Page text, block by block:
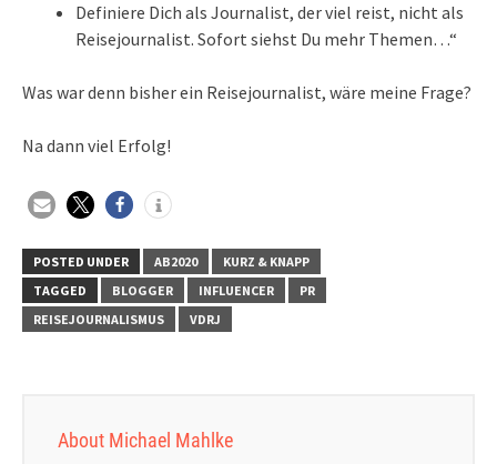
Definiere Dich als Journalist, der viel reist, nicht als
Reisejournalist. Sofort siehst Du mehr Themen…“
Was war denn bisher ein Reisejournalist, wäre meine Frage?
Na dann viel Erfolg!
POSTED UNDER AB2020
KURZ & KNAPP
TAGGED
BLOGGER INFLUENCER
PR
REISEJOURNALISMUS
VDRJ
About Michael Mahlke